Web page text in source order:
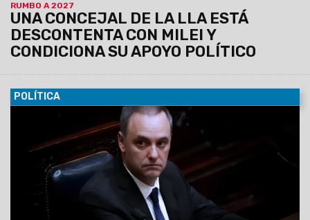
RUMBO A 2027
UNA CONCEJAL DE LA LLA ESTÁ
DESCONTENTA CON MILEI Y
CONDICIONA SU APOYO POLÍTICO
POLÍTICA
El Presidente Javier Milei retorna este sábado
a la Argentina de su viaje a España, y podrían generarse
definiciones sobre la inminente salida del todavía Jefe de
Gabinete. Karina Milei, se reunió esta tarde con el Ministro del
Interior, Diego Santilli; con Martín Menem; con Toto Caputo; y
con el Canciller, Pablo Quirno.El Caso Adorni le generó un
tremendo desgaste político al Gobierno Nacional, en
medio de la investigación de la Justicia y la crítica